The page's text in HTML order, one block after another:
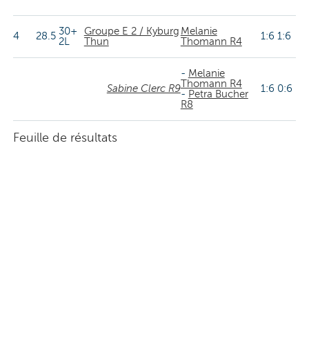
4 28.5 30+
2L
Groupe E 2 / Kyburg
Thun
Melanie
Thomann R4
1:6 1:6
Sabine Clerc R9
- Melanie
Thomann R4
- Petra Bucher
R8
1:6 0:6
Feuille de résultats